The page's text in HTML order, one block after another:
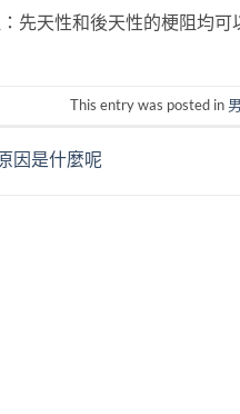
天性和後天性的梗阻均可
This entry was posted in
因是什麼呢